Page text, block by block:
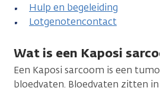
Hulp en begeleiding
Lotgenotencontact
Wat is een Kaposi
Een Kaposi sarcoom is een
bloedvaten. Bloedvaten zitten in